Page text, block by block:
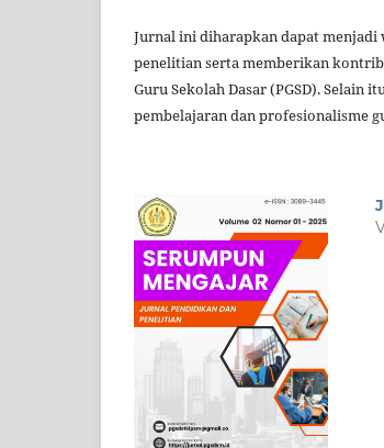
Jurnal ini diharapkan dapat
penelitian serta memberikan
Guru Sekolah Dasar (PGSD).
pembelajaran dan profesionalisme